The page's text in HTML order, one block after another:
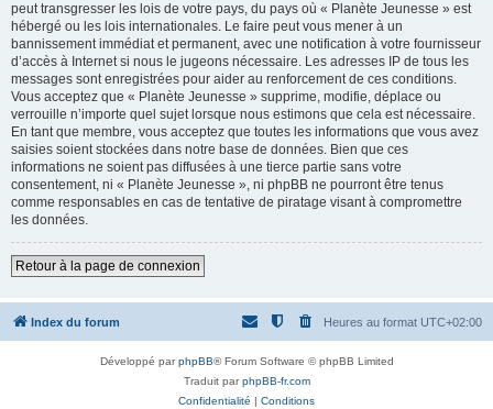
peut transgresser les lois de votre pays, du pays où « Planète Jeunesse » est
hébergé ou les lois internationales. Le faire peut vous mener à un
bannissement immédiat et permanent, avec une notification à votre fournisseur
d’accès à Internet si nous le jugeons nécessaire. Les adresses IP de tous les
messages sont enregistrées pour aider au renforcement de ces conditions.
Vous acceptez que « Planète Jeunesse » supprime, modifie, déplace ou
verrouille n’importe quel sujet lorsque nous estimons que cela est nécessaire.
En tant que membre, vous acceptez que toutes les informations que vous avez
saisies soient stockées dans notre base de données. Bien que ces
informations ne soient pas diffusées à une tierce partie sans votre
consentement, ni « Planète Jeunesse », ni phpBB ne pourront être tenus
comme responsables en cas de tentative de piratage visant à compromettre
les données.
Retour à la page de connexion
Index du forum Heures au format UTC+02:00
Développé parphpBB® Forum Software © phpBB Limited
Traduit parphpBB-fr.com
Confidentialité | Conditions